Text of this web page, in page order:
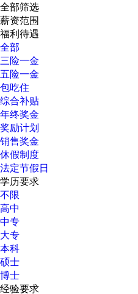
全部筛选
薪资范围
福利待遇
全部
三险一金
五险一金
包吃住
综合补贴
年终奖金
奖励计划
销售奖金
休假制度
法定节假日
学历要求
不限
高中
中专
大专
本科
硕士
博士
经验要求